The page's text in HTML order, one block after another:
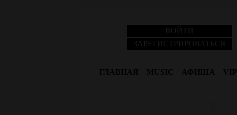
ВОЙТИ
ЗАРЕГИСТРИРОВАТЬСЯ
ГЛАВНАЯ MUSIC АФИША VIP